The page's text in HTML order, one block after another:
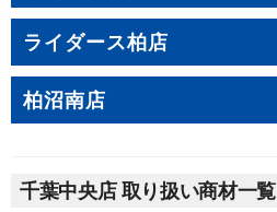
ライダース柏店
柏沼南店
千葉中央店 取り扱い商材一覧